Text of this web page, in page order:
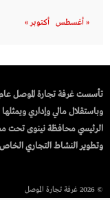
« أغسطس أكتوبر »
وباستقلال مالي وإداري
الرئيسي محافظة نينوى تحت
وتطوير النشاط التجاري
© 2026 غرفة تجارة الموصل